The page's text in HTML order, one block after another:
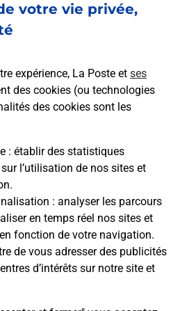
votre vie privée,
expérience, La Poste et ses
des cookies (ou technologies
des cookies sont les
: établir des statistiques
l’utilisation de nos sites et
: analyser les parcours
en temps réel nos sites et
fonction de votre navigation.
de vous adresser des publicités
d’intérêts sur notre site et
La Poste
onglet
La Poste
aujourd'hui à 09h00
onglet